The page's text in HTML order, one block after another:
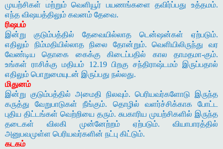
முயற்சிகள் மற்றும் வெளியூர் பயணங்களை தவிர்ப்பது உத்தமம்.
எந்த விஷயத்திலும் கவனம் தேவை.
ரிஷபம்
இன்று குடும்பத்தில் தேவையில்லாத டென்ஷன்கள் ஏற்படும்.
எதிலும் நிம்மதியில்லாத நிலை தோன்றும். வெளியிலிருந்து வர
வேண்டிய தொகை கைக்கு கிடைப்பதில் கால தாமதமா-கும்.
உங்கள் ராசிக்கு மதியம் 12.19 பிறகு சந்திராஷ்டமம் இருப்பதால்
எதிலும் பொறுமையுடன் இருப்பது நல்லது.
மிதுனம்
இன்று குடும்பத்தில் அமைதி நிலவும். பெரியவர்களோடு இருந்த
கருத்து வேறுபாடுகள் நீங்கும். தொழில் வளர்ச்சிக்காக போட்ட
புதிய திட்டங்கள் வெற்றியை தரும். சுபகாரிய முயற்சிகளில் இருந்த
தடைகள் விலகி முன்னேற்றம் ஏற்படும். வியாபாரத்தில்
அனுபவமுள்ள பெரியவர்களின் நட்பு கிட்டும்.
கடகம்